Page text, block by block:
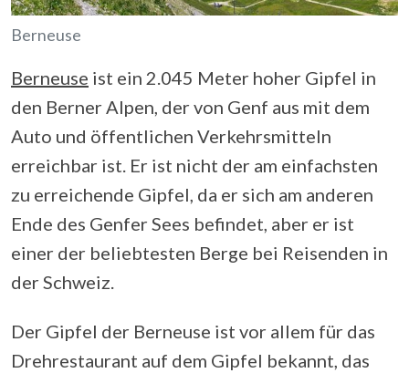
Berneuse
Berneuse ist ein 2.045 Meter hoher Gipfel in
den Berner Alpen, der von Genf aus mit dem
Auto und öffentlichen Verkehrsmitteln
erreichbar ist. Er ist nicht der am einfachsten
zu erreichende Gipfel, da er sich am anderen
Ende des Genfer Sees befindet, aber er ist
einer der beliebtesten Berge bei Reisenden in
der Schweiz.
Der Gipfel der Berneuse ist vor allem für das
Drehrestaurant auf dem Gipfel bekannt, das